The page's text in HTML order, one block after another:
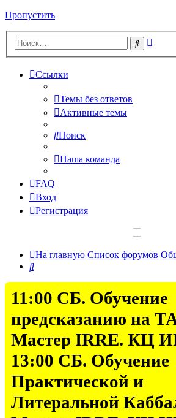
Пропустить
Поиск
Ссылки
Темы без ответов
Активные темы
Поиск
Наша команда
FAQ
Вход
Регистрация
На главную Список форумов
Поиск
11:00 СБ. Обучение
предсказанию на
Мастер IRRE. КЦ
13:00 СБ. Обучение
Практической и
Литеральной